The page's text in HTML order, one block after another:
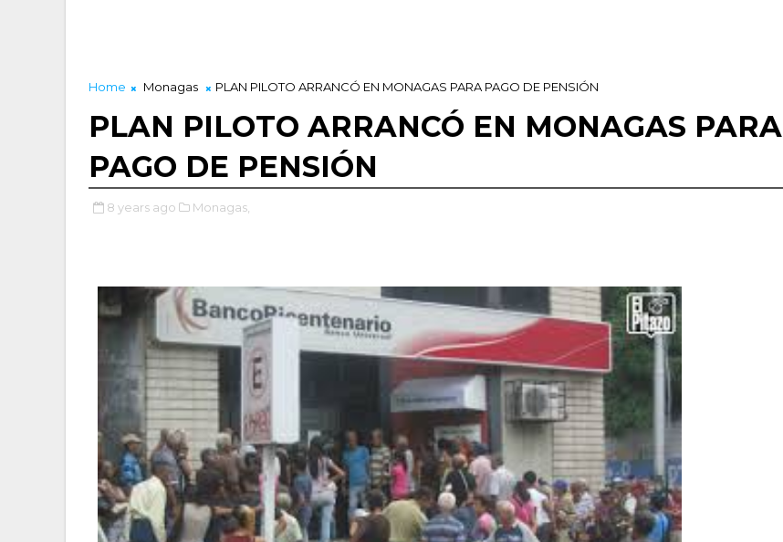
Home Monagas PLAN PILOTO ARRANCÓ EN MONAGAS PARA PAGO DE PENSIÓN
PLAN PILOTO ARRANCÓ EN MONAGAS PARA
PAGO DE PENSIÓN
8 years ago Monagas,